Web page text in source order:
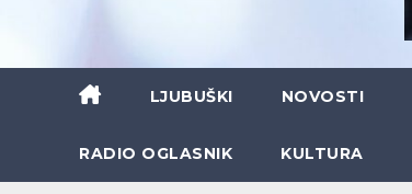
LJUBUŠKI NOVOSTI
RADIO OGLASNIK KULTURA